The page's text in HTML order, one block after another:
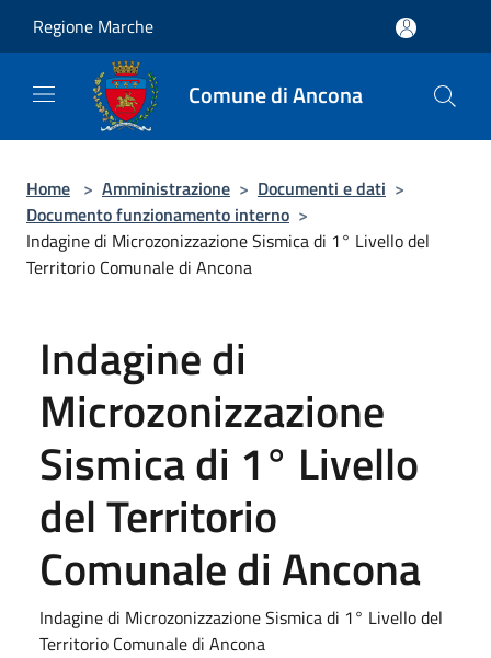
Regione Marche
Comune di Ancona
Home > Amministrazione > Documenti e dati >
Documento funzionamento interno >
Indagine di Microzonizzazione Sismica di 1° Livello del
Territorio Comunale di Ancona
Indagine di
Microzonizzazione
Sismica di 1° Livello
del Territorio
Comunale di Ancona
Indagine di Microzonizzazione Sismica di 1° Livello del
Territorio Comunale di Ancona